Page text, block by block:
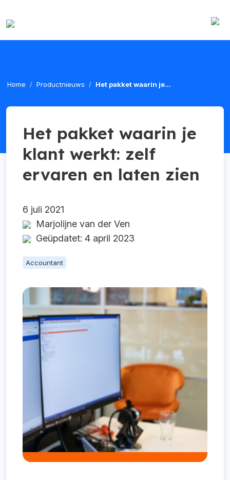
Home Productnieuws Het pakket waarin je...
Het pakket waarin je
klant werkt: zelf
ervaren en laten zien
6 juli 2021
Marjolijne van der Ven
Geüpdatet: 4 april 2023
Accountant